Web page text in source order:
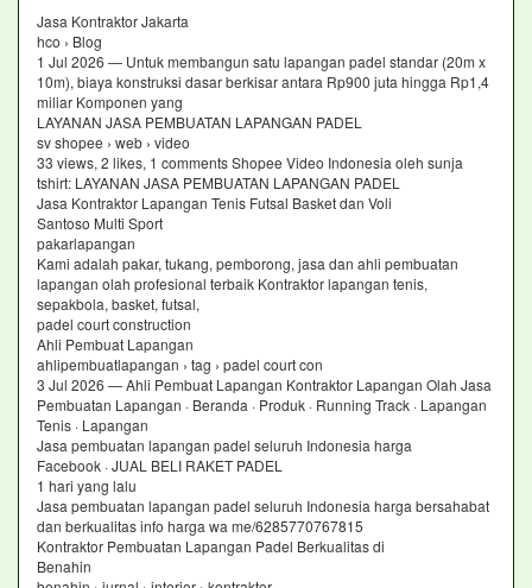
Jasa Kontraktor Jakarta
hco › Blog
1 Jul 2026 — Untuk membangun satu lapangan padel standar (20m x
10m), biaya konstruksi dasar berkisar antara Rp900 juta hingga Rp1,4
miliar Komponen yang
LAYANAN JASA PEMBUATAN LAPANGAN PADEL
sv shopee › web › video
33 views, 2 likes, 1 comments Shopee Video Indonesia oleh sunja
tshirt: LAYANAN JASA PEMBUATAN LAPANGAN PADEL
Jasa Kontraktor Lapangan Tenis Futsal Basket dan Voli
Santoso Multi Sport
pakarlapangan
Kami adalah pakar, tukang, pemborong, jasa dan ahli pembuatan
lapangan olah profesional terbaik Kontraktor lapangan tenis,
sepakbola, basket, futsal,
padel court construction
Ahli Pembuat Lapangan
ahlipembuatlapangan › tag › padel court con
3 Jul 2026 — Ahli Pembuat Lapangan Kontraktor Lapangan Olah Jasa
Pembuatan Lapangan · Beranda · Produk · Running Track · Lapangan
Tenis · Lapangan
Jasa pembuatan lapangan padel seluruh Indonesia harga
Facebook · JUAL BELI RAKET PADEL
1 hari yang lalu
Jasa pembuatan lapangan padel seluruh Indonesia harga bersahabat
dan berkualitas info harga wa me/6285770767815
Kontraktor Pembuatan Lapangan Padel Berkualitas di
Benahin